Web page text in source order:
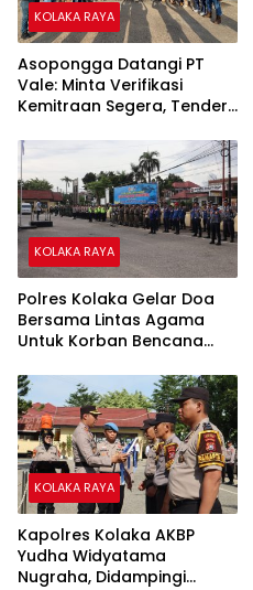
KOLAKA RAYA
‎Asopongga Datangi PT
Vale: Minta Verifikasi
Kemitraan Segera, Tender
KOLAKA RAYA
Polres Kolaka Gelar Doa
Bersama Lintas Agama
Untuk Korban Bencana
KOLAKA RAYA
Kapolres Kolaka AKBP
Yudha Widyatama
Nugraha, Didampingi